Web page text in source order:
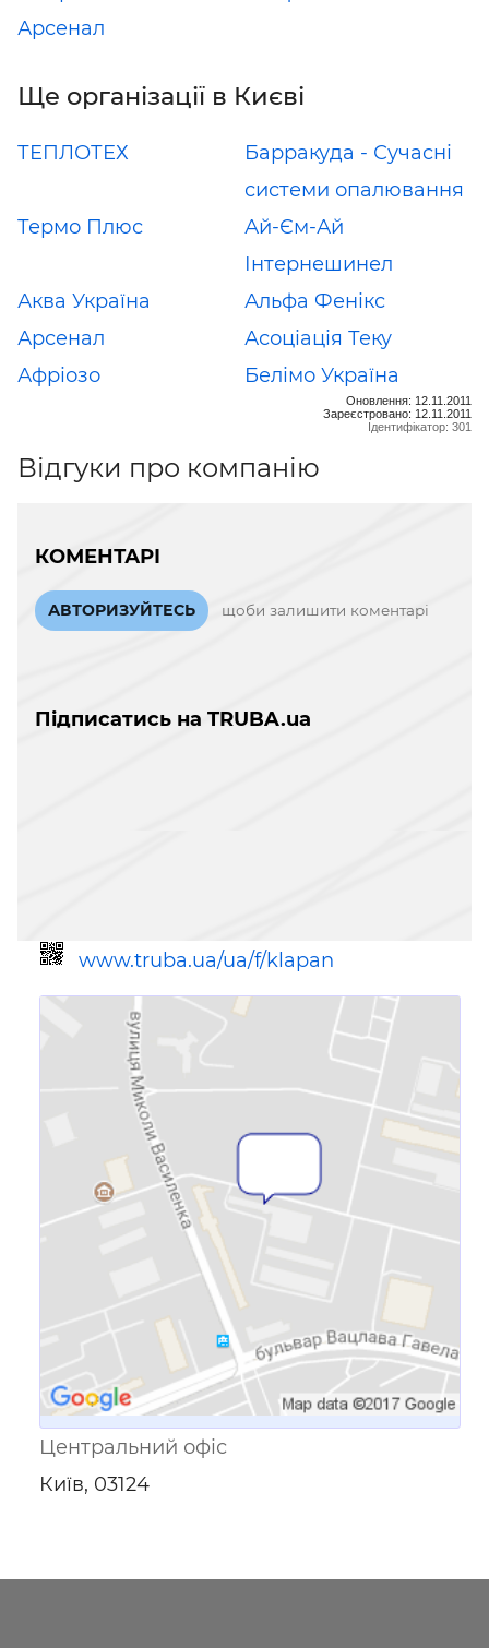
Арсенал
Ще організації в Києві
ТЕПЛОТЕХ
Барракуда - Сучасні
системи опалювання
Термо Плюс
Ай-Єм-Ай
Інтернешинел
Аква Україна
Альфа Фенікс
Арсенал
Асоціація Теку
Афріозо
Белімо Україна
Оновлення: 12.11.2011
Зареєстровано: 12.11.2011
Ідентифікатор: 301
Відгуки про компанію
КОМЕНТАРІ
АВТОРИЗУЙТЕСЬ щоби залишити коментарі
Підписатись на TRUBA.ua
www.truba.ua/ua/f/klapan
Посилання для мобільних
пристроїв
Центральний офіс
Київ, 03124